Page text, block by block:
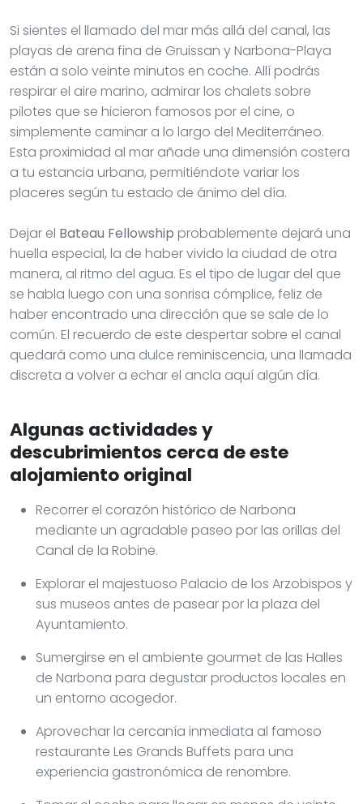
Si sientes el llamado del mar más allá del canal, las
playas de arena fina de Gruissan y Narbona-Playa
están a solo veinte minutos en coche. Allí podrás
respirar el aire marino, admirar los chalets sobre
pilotes que se hicieron famosos por el cine, o
simplemente caminar a lo largo del Mediterráneo.
Esta proximidad al mar añade una dimensión costera
a tu estancia urbana, permitiéndote variar los
placeres según tu estado de ánimo del día.
Dejar el Bateau Fellowship probablemente dejará una
huella especial, la de haber vivido la ciudad de otra
manera, al ritmo del agua. Es el tipo de lugar del que
se habla luego con una sonrisa cómplice, feliz de
haber encontrado una dirección que se sale de lo
común. El recuerdo de este despertar sobre el canal
quedará como una dulce reminiscencia, una llamada
discreta a volver a echar el ancla aquí algún día.
Algunas actividades y
descubrimientos cerca de este
alojamiento original
Recorrer el corazón histórico de Narbona
mediante un agradable paseo por las orillas del
Canal de la Robine.
Explorar el majestuoso Palacio de los Arzobispos y
sus museos antes de pasear por la plaza del
Ayuntamiento.
Sumergirse en el ambiente gourmet de las Halles
de Narbona para degustar productos locales en
un entorno acogedor.
Aprovechar la cercanía inmediata al famoso
restaurante Les Grands Buffets para una
experiencia gastronómica de renombre.